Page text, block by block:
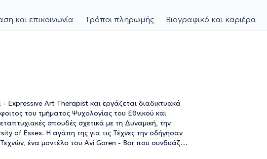
και επικοινωνία Τρόποι πληρωμής Βιογραφικό και καριέρα
Expressive Art Therapist και εργάζεται διαδικτυακά
του τμήματος Ψυχολογίας του Εθνικού και
σπουδές σχετικά με τη Δυναμική, την
of Essex. Η αγάπη της για τις Τέχνες την οδήγησαν
ένα μοντέλο του Avi Goren - Bar που συνδυάζει